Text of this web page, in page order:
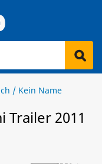
/ Kein Name
Trailer 2011